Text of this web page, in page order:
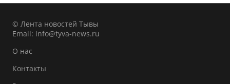
© Лента новостей Тывы
Email: info@tyva-news.ru
О нас
Контакты